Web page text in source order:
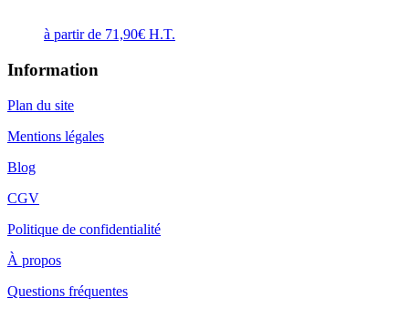
à partir de 71,90€ H.T.
Information
Plan du site
Mentions légales
Blog
CGV
Politique de confidentialité
À propos
Questions fréquentes